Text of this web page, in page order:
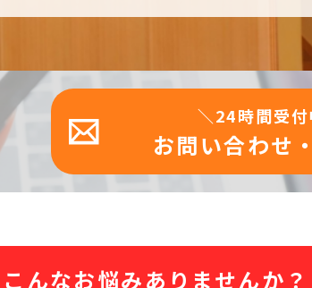
＼24時間受付
お問い合わせ
こんなお悩みありませんか？